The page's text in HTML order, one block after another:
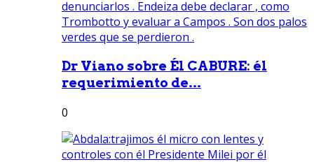
Dr Viano sobre Él CABURE: él
requerimiento de...
0